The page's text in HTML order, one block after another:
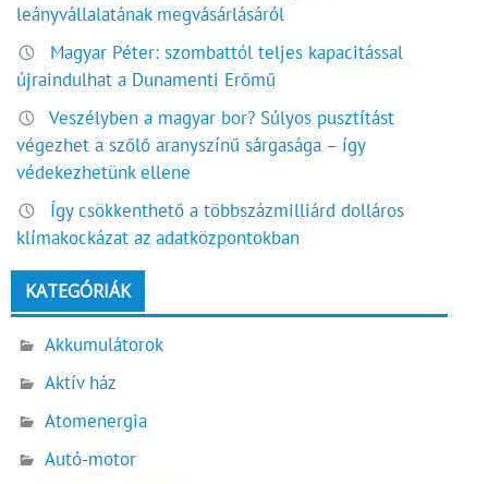
leányvállalatának megvásárlásáról
Magyar Péter: szombattól teljes kapacitással
újraindulhat a Dunamenti Erőmű
Veszélyben a magyar bor? Súlyos pusztítást
végezhet a szőlő aranyszínű sárgasága – így
védekezhetünk ellene
Így csökkenthető a többszázmilliárd dolláros
klímakockázat az adatközpontokban
KATEGÓRIÁK
Akkumulátorok
Aktív ház
Atomenergia
Autó-motor